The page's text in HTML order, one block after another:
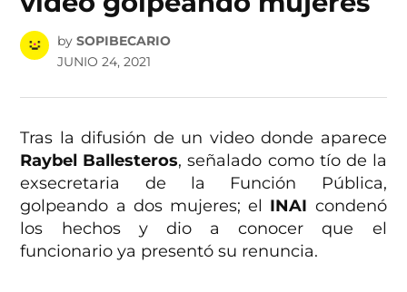
by SOPIBECARIO
JUNIO 24, 2021
Tras la difusión de un video donde aparece
Raybel Ballesteros, señalado como tío de la
exsecretaria de la Función Pública,
golpeando a dos mujeres; el INAI condenó
los hechos y dio a conocer que el
funcionario ya presentó su renuncia.